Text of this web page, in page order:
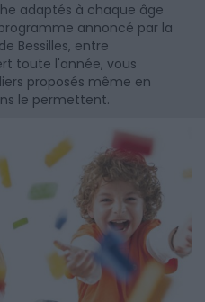
adaptés à chaque âge
annoncé par la
Bessilles, entre
toute l'année, vous
proposés même en
le permettent.